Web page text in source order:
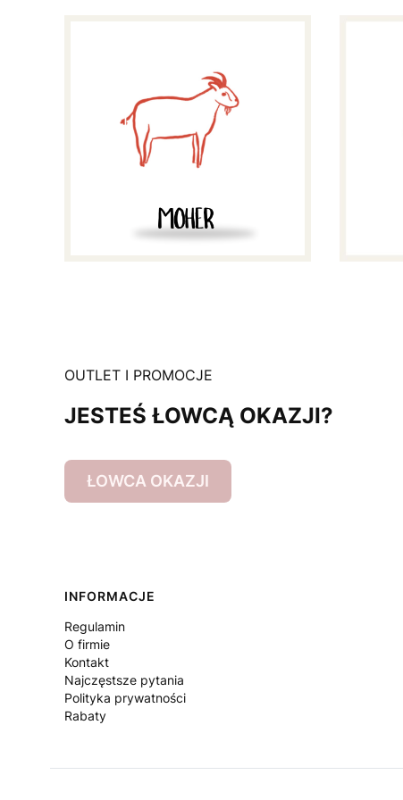
OUTLET I PROMOCJE
JESTEŚ ŁOWCĄ OKAZJI?
ŁOWCA OKAZJI
Linki w stopce
INFORMACJE
Regulamin
O firmie
Kontakt
Najczęstsze pytania
Polityka prywatności
Rabaty